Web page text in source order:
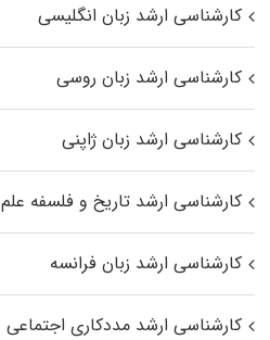
کارشناسی ارشد زبان انگلیسی
کارشناسی ارشد زبان روسی
کارشناسی ارشد زبان ژاپنی
کارشناسی ارشد تاریخ و فلسفه علم
کارشناسی ارشد زبان فرانسه
کارشناسی ارشد مددکاری اجتماعی